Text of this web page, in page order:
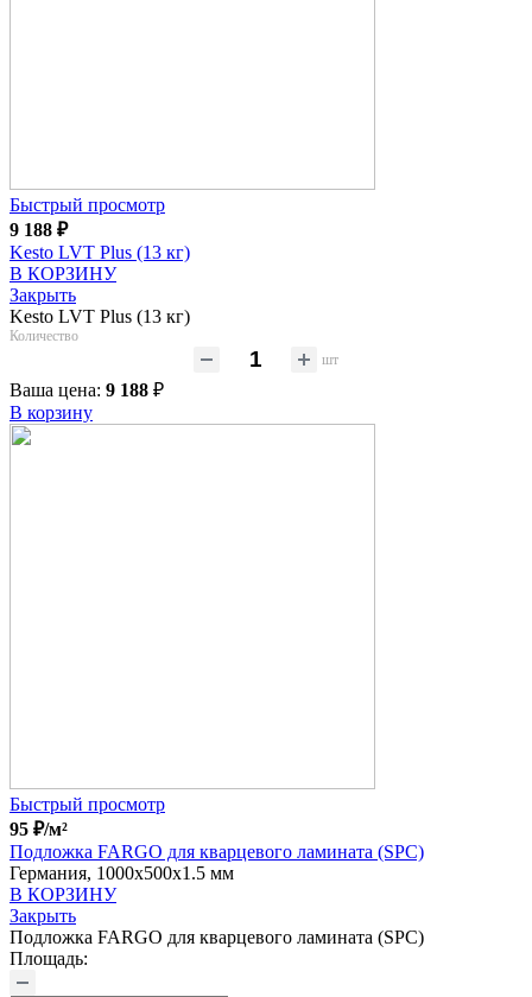
Быстрый просмотр
9 188 ₽
Kesto LVT Plus (13 кг)
В КОРЗИНУ
Закрыть
Kesto LVT Plus (13 кг)
Количество
шт
Ваша цена: 9 188 ₽
В корзину
Быстрый просмотр
95 ₽/м²
Подложка FARGO для кварцевого ламината (SPC)
Германия, 1000x500x1.5 мм
В КОРЗИНУ
Закрыть
Подложка FARGO для кварцевого ламината (SPC)
Площадь: